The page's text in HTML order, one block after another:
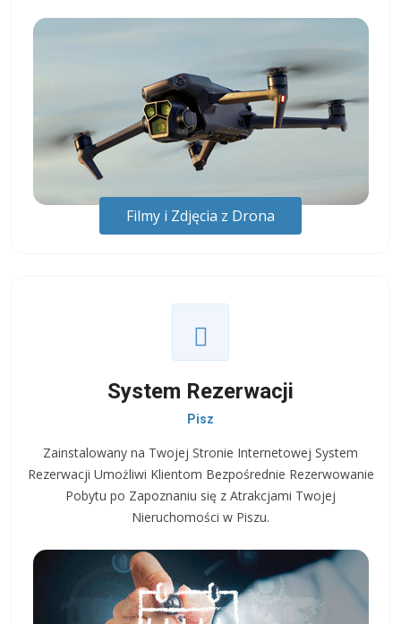
Filmy i Zdjęcia z Drona
System Rezerwacji
Pisz
Zainstalowany na Twojej Stronie Internetowej System
Rezerwacji Umożliwi Klientom Bezpośrednie Rezerwowanie
Pobytu po Zapoznaniu się z Atrakcjami Twojej
Nieruchomości w Piszu.